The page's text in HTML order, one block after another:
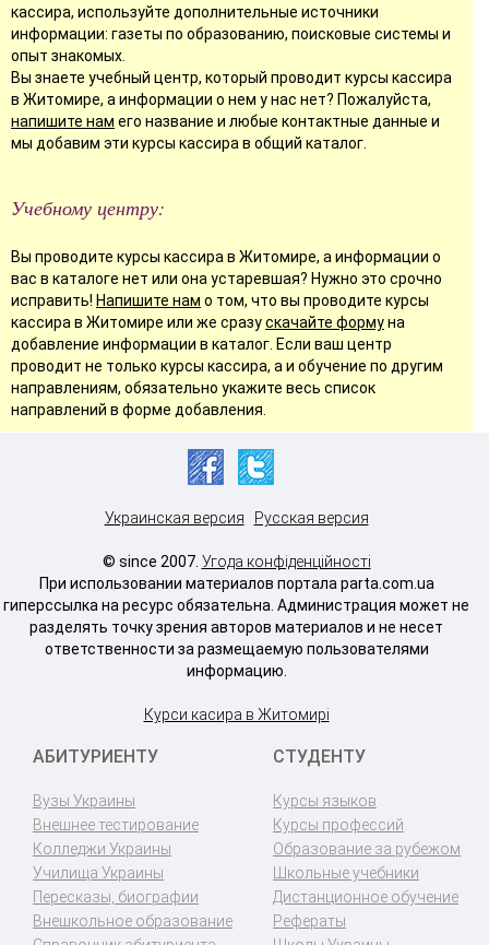
кассира, используйте дополнительные источники
информации: газеты по образованию, поисковые системы и
опыт знакомых.
Вы знаете учебный центр, который проводит курсы кассира
в Житомире, а информации о нем у нас нет? Пожалуйста,
напишите нам его название и любые контактные данные и
мы добавим эти курсы кассира в общий каталог.
Учебному центру:
Вы проводите курсы кассира в Житомире, а информации о
вас в каталоге нет или она устаревшая? Нужно это срочно
исправить! Напишите нам о том, что вы проводите курсы
кассира в Житомире или же сразускачайте формуна
добавление информации в каталог. Если ваш центр
проводит не только курсы кассира, а и обучение по другим
направлениям, обязательно укажите весь список
направлений в форме добавления.
Украинская версия Русская версия
© since 2007. Угода конфіденційності
При использовании материалов портала parta.com.ua
гиперссылка на ресурс обязательна. Администрация может не
разделять точку зрения авторов материалов и не несет
ответственности за размещаемую пользователями
информацию.
Курси касира в Житомирі
АБИТУРИЕНТУ
Вузы Украины
Внешнее тестирование
Колледжи Украины
Училища Украины
Пересказы, биографии
Внешкольное образование
СТУДЕНТУ
Курсы языков
Курсы профессий
Образование за рубежом
Школьные учебники
Дистанционное обучение
Рефераты